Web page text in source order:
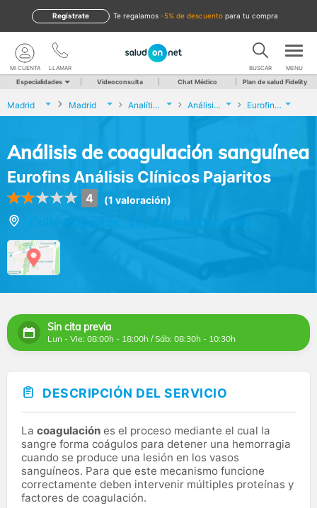
te regalamos -5% de descuento para tu compra
Regístrate
LLAMAR
MI CUENTA BUSCAR MENU
Especialidades Videoconsulta Chat Médico Plan de salud Fidelity
Madrid Madrid Analíticas y Genética Análisis de coagulación sanguínea Eurofins Análisis Clínicos Pajaritos
Análisis de coagulación sanguínea
Eurofins Análisis Clínicos Pajaritos
4 (1 valoración)
Calle Pajaritos, 19, Madrid (Madrid)
Sin cita previa
Lun - Vie: 08:00h - 18:00h / Sáb: 08:30h - 10:30h
DESCRIPCIÓN DEL SERVICIO
La coagulación es el proceso mediante el cual la
sangre forma coágulos para detener una hemorragia
cuando se produce una lesión en los vasos
sanguíneos. Para que este mecanismo funcione
correctamente deben intervenir múltiples proteínas y
factores de coagulación.